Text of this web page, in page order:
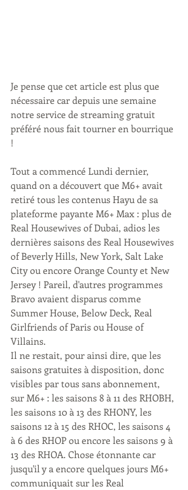
Je pense que cet article est plus que
nécessaire car depuis une semaine
notre service de streaming gratuit
préféré nous fait tourner en bourrique
!
Tout a commencé Lundi dernier,
quand on a découvert que M6+ avait
retiré tous les contenus Hayu de sa
plateforme payante M6+ Max : plus de
Real Housewives of Dubai, adios les
dernières saisons des Real Housewives
of Beverly Hills, New York, Salt Lake
City ou encore Orange County et New
Jersey ! Pareil, d'autres programmes
Bravo avaient disparus comme
Summer House, Below Deck, Real
Girlfriends of Paris ou House of
Villains.
Il ne restait, pour ainsi dire, que les
saisons gratuites à disposition, donc
visibles par tous sans abonnement,
sur M6+ : les saisons 8 à 11 des RHOBH,
les saisons 10 à 13 des RHONY, les
saisons 12 à 15 des RHOC, les saisons 4
à 6 des RHOP ou encore les saisons 9 à
13 des RHOA. Chose étonnante car
jusqu'il y a encore quelques jours M6+
communiquait sur les Real